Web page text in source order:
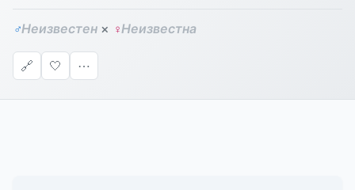
♂Неизвестен × ♀Неизвестна
🔗 🤍 ⋯